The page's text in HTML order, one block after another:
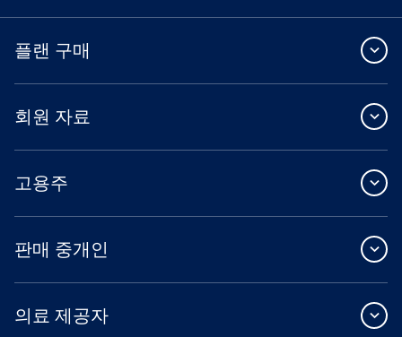
플랜 구매
회원 자료
고용주
판매 중개인
의료 제공자